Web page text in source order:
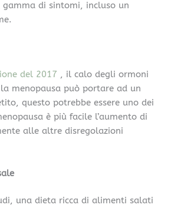
gamma di sintomi, incluso un
del 2017 , il calo degli ormoni
menopausa può portare ad un
questo potrebbe essere uno dei
è più facile l’aumento di
alle altre disregolazioni
una dieta ricca di alimenti salati